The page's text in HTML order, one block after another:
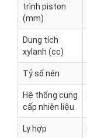
trình piston
(mm)
Dung tích
xylanh (cc)
Tỷ số nén
Hệ thống cung
cấp nhiên liệu
Ly hợp